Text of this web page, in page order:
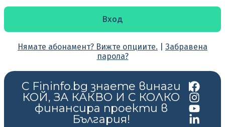
Нямате абонамент? Вижте опциите.
Забравена
парола?
С Fininfo.bg знаете винаги
КОЙ, ЗА КАКВО И С КОЛКО
финансира проекти в
България!
|